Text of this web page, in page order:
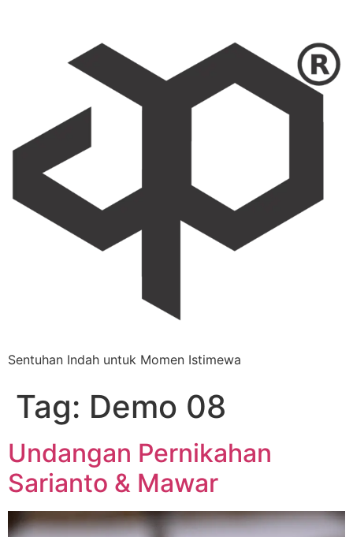
Sentuhan Indah untuk Momen Istimewa
Tag: Demo 08
Undangan Pernikahan
Sarianto & Mawar